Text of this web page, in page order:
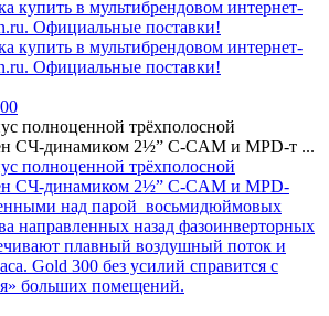
полноценной трёхполосной
СЧ-динамиком 2½” C-CAM и MPD-т ...
полноценной трёхполосной
СЧ-динамиком 2½” C-CAM и MPD-
над парой восьмидюймовых
направленных назад фазоинверторных
плавный воздушный поток и
Gold 300 без усилий справится с
больших помещений.